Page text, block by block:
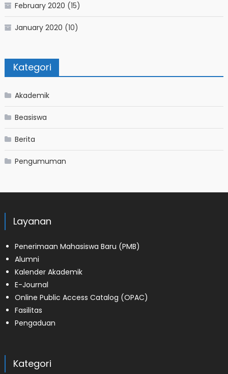
February 2020 (15)
January 2020 (10)
Kategori
Akademik
Beasiswa
Berita
Pengumuman
Layanan
Penerimaan Mahasiswa Baru (PMB)
Alumni
Kalender Akademik
E-Journal
Online Public Access Catalog (OPAC)
Fasilitas
Pengaduan
Kategori